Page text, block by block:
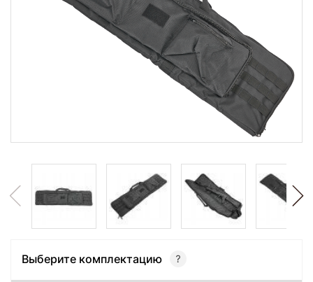
Выберите комплектацию